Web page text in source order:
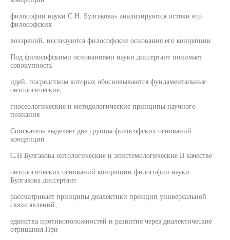
философии науки С.Н. Булгакова» анализируются истоки его
философских
воззрений, исследуются философские основания его концепции
Под философскими основаниями науки диссертант понимает
совокупность
идей, посредством которых обосновываются фундаментальные
онтологические,
гносеологические и методологические принципы научного
познания
Соискатель выделяет две группы философских оснований
концепции
С.Н Булгакова онтологические и эпистемологические В качестве
онтологических оснований концепции философии науки
Булгакова диссертант
рассматривает принципы диалектики принцип универсальной
связи явлений,
единства противоположностей и развития через диалектические
отрицания При